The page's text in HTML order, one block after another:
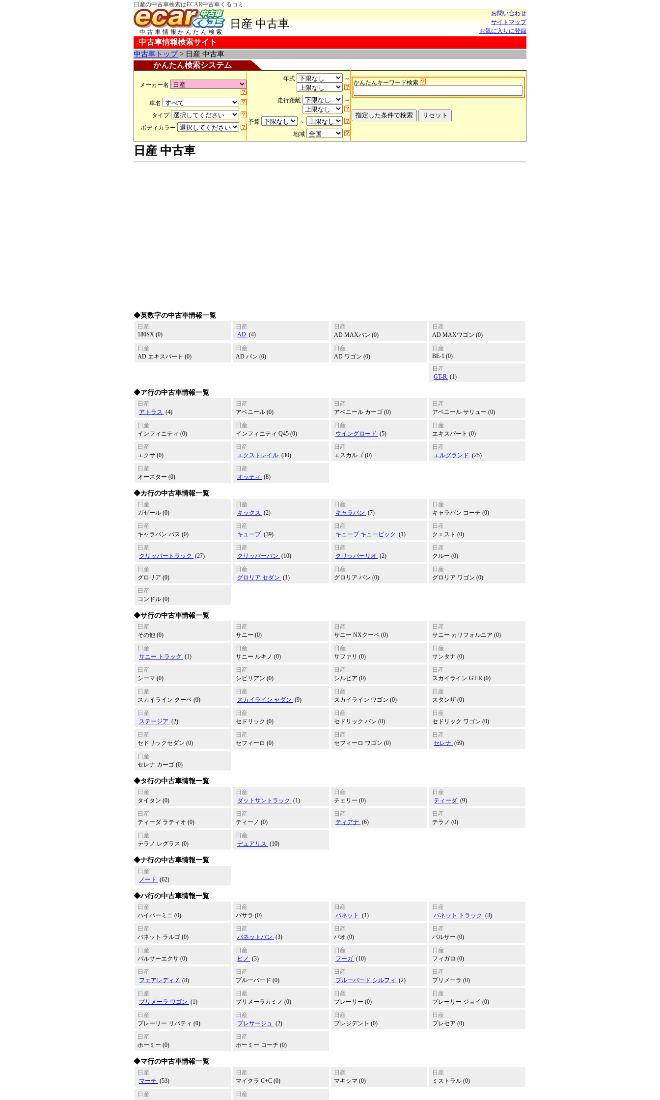
日産の中古車検索はECAR中古車くるコミ
中古車情報かんたん検索
日産 中古車
お問い合わせ
サイトマップ
お気に入りに登録
中古車情報検索サイト
中古車トップ> 日産 中古車
かんたん検索システム
メーカー名
車名
タイプ
ボディカラー
年式 ～
走行距離 ～
予算
～
地域
かんたんキーワード検索
日産 中古車
◆英数字の中古車情報一覧
日産
180SX (0)
日産
AD (4)
日産
AD MAXバン (0)
日産
AD MAXワゴン (0)
日産
AD エキスパート (0)
日産
AD バン (0)
日産
AD ワゴン (0)
日産
BE-1 (0)
日産
GT-R (1)
◆ア行の中古車情報一覧
日産
アトラス (4)
日産
アベニール (0)
日産
アベニール カーゴ (0)
日産
アベニール サリュー (0)
日産
インフィニティ (0)
日産
インフィニティ Q45 (0)
日産
ウイングロード (5)
日産
エキスパート (0)
日産
エクサ (0)
日産
エクストレイル (30)
日産
エスカルゴ (0)
日産
エルグランド (25)
日産
オースター (0)
日産
オッティ (8)
◆カ行の中古車情報一覧
日産
ガゼール (0)
日産
キックス (2)
日産
キャラバン (7)
日産
キャラバン コーチ (0)
日産
キャラバン バス (0)
日産
キューブ (39)
日産
キューブ キュービック (1)
日産
クエスト (0)
日産
クリッパートラック (27)
日産
クリッパーバン (10)
日産
クリッパーリオ (2)
日産
クルー (0)
日産
グロリア (0)
日産
グロリア セダン (1)
日産
グロリア バン (0)
日産
グロリア ワゴン (0)
日産
コンドル (0)
◆サ行の中古車情報一覧
日産
その他 (0)
日産
サニー (0)
日産
サニー NXクーペ (0)
日産
サニー カリフォルニア (0)
日産
サニー トラック (1)
日産
サニー ルキノ (0)
日産
サファリ (0)
日産
サンタナ (0)
日産
シーマ (0)
日産
シビリアン (0)
日産
シルビア (0)
日産
スカイライン GT-R (0)
日産
スカイライン クーペ (0)
日産
スカイライン セダン (9)
日産
スカイライン ワゴン (0)
日産
スタンザ (0)
日産
ステージア (2)
日産
セドリック (0)
日産
セドリック バン (0)
日産
セドリック ワゴン (0)
日産
セドリックセダン (0)
日産
セフィーロ (0)
日産
セフィーロ ワゴン (0)
日産
セレナ (69)
日産
セレナ カーゴ (0)
◆タ行の中古車情報一覧
日産
タイタン (0)
日産
ダットサントラック (1)
日産
チェリー (0)
日産
ティーダ (9)
日産
ティーダ ラティオ (0)
日産
ティーノ (0)
日産
ティアナ (6)
日産
テラノ (0)
日産
テラノ レグラス (0)
日産
デュアリス (10)
◆ナ行の中古車情報一覧
日産
ノート
(62)
◆ハ行の中古車情報一覧
日産
ハイパーミニ (0)
日産
バサラ (0)
日産
バネット
(1)
日産
バネット トラック (3)
日産
バネット ラルゴ (0)
日産
バネットバン (3)
日産
パオ (0)
日産
パルサー (0)
日産
パルサーエクサ (0)
日産
ピノ (3)
日産
フーガ (10)
日産
フィガロ (0)
日産
フェアレディ Z (8)
日産
ブルーバード (0)
日産
ブルーバード シルフィ (2)
日産
プリメーラ (0)
日産
プリメーラ ワゴン (1)
日産
プリメーラカミノ (0)
日産
プレーリー (0)
日産
プレーリー ジョイ (0)
日産
プレーリー リバティ (0)
日産
プレサージュ (2)
日産
プレジデント (0)
日産
プレセア (0)
日産
ホーミー (0)
日産
ホーミー コーチ (0)
◆マ行の中古車情報一覧
日産
マーチ (53)
日産
マイクラ C+C (0)
日産
マキシマ (0)
日産
ミストラル (0)
日産
日産